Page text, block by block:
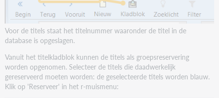
Voor de titels staat het titelnummer waaronder de titel in de
database is opgeslagen.
Vanuit het titelkladblok kunnen de titels als groepsreservering
worden opgenomen. Selecteer de titels die daadwerkelijk
gereserveerd moeten worden: de geselecteerde titels worden blauw.
Klik op 'Reserveer' in het r-muismenu: